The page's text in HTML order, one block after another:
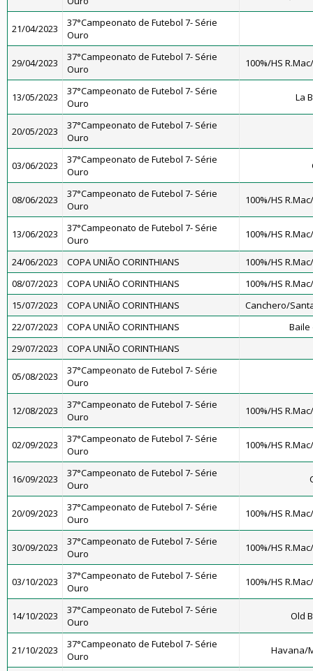
21/04/2023
37°Campeonato de Futebol 7- Série
Ouro
29/04/2023
37°Campeonato de Futebol 7- Série
Ouro
100%/HS
13/05/2023
37°Campeonato de Futebol 7- Série
Ouro
La
20/05/2023
37°Campeonato de Futebol 7- Série
Ouro
03/06/2023
37°Campeonato de Futebol 7- Série
Ouro
08/06/2023
37°Campeonato de Futebol 7- Série
Ouro
100%/HS
13/06/2023
37°Campeonato de Futebol 7- Série
Ouro
100%/HS
24/06/2023 COPA UNIÃO CORINTHIANS
100%/HS
08/07/2023
COPA UNIÃO CORINTHIANS
100%/HS
15/07/2023
COPA UNIÃO CORINTHIANS
Canchero/
22/07/2023
COPA UNIÃO CORINTHIANS
Baile
29/07/2023
COPA UNIÃO CORINTHIANS
05/08/2023
37°Campeonato de Futebol 7- Série
Ouro
12/08/2023
37°Campeonato de Futebol 7- Série
Ouro
100%/HS
02/09/2023
37°Campeonato de Futebol 7- Série
Ouro
100%/HS
16/09/2023
37°Campeonato de Futebol 7- Série
Ouro
20/09/2023
37°Campeonato de Futebol 7- Série
Ouro
100%/HS
30/09/2023
37°Campeonato de Futebol 7- Série
Ouro
100%/HS
03/10/2023
37°Campeonato de Futebol 7- Série
Ouro
100%/HS
14/10/2023
37°Campeonato de Futebol 7- Série
Ouro
Old
21/10/2023
37°Campeonato de Futebol 7- Série
Ouro
Havana/